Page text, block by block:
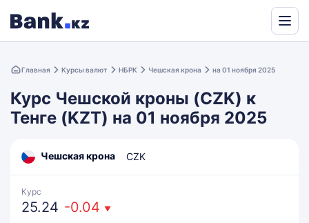
Translate
Главная Курсы валют НБРК Чешская крона на 01 ноября 2025
Курс Чешской кроны (CZK) к
Тенге (KZT) на 01 ноября 2025
Чешская крона CZK
Курс
25.24 -0.04 ▼